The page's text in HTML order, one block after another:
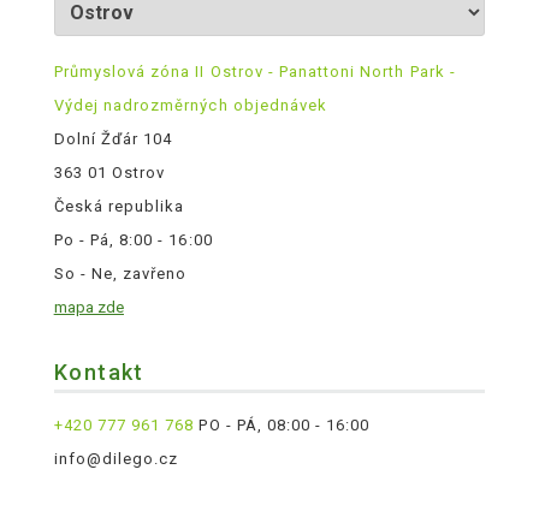
Průmyslová zóna II Ostrov - Panattoni North Park -
Výdej nadrozměrných objednávek
Dolní Žďár 104
363 01 Ostrov
Česká republika
Po - Pá, 8:00 - 16:00
So - Ne, zavřeno
mapa zde
Kontakt
+420 777 961 768 PO - PÁ, 08:00 - 16:00
info@dilego.cz